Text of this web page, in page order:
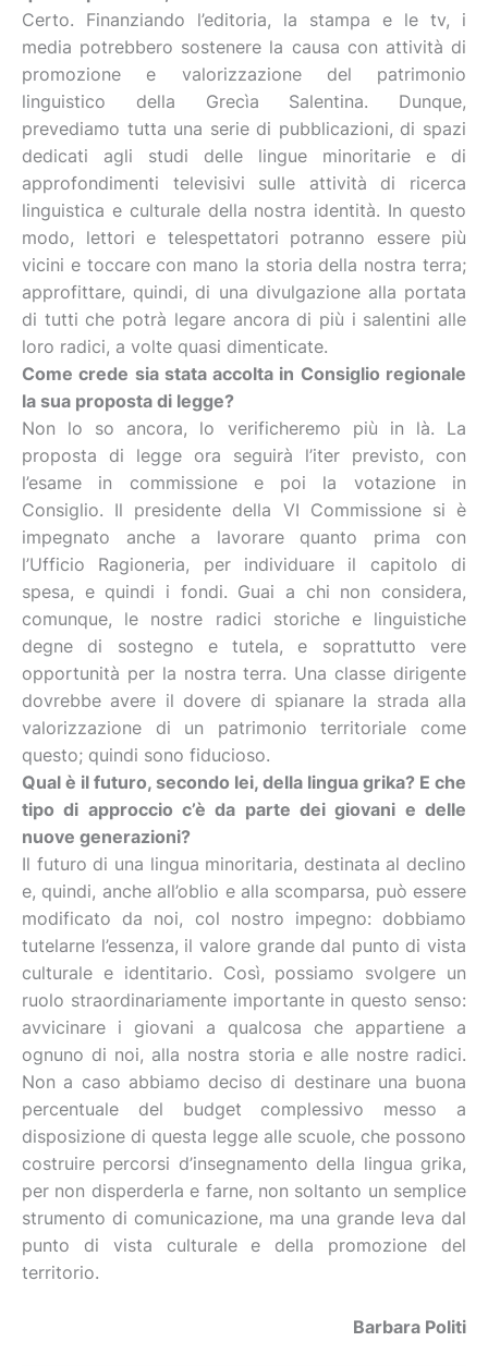
Certo. Finanziando l’editoria, la stampa e le tv, i
media potrebbero sostenere la causa con attività di
promozione e valorizzazione del patrimonio
linguistico della Grecìa Salentina. Dunque,
prevediamo tutta una serie di pubblicazioni, di spazi
dedicati agli studi delle lingue minoritarie e di
approfondimenti televisivi sulle attività di ricerca
linguistica e culturale della nostra identità. In questo
modo, lettori e telespettatori potranno essere più
vicini e toccare con mano la storia della nostra terra;
approfittare, quindi, di una divulgazione alla portata
di tutti che potrà legare ancora di più i salentini alle
loro radici, a volte quasi dimenticate.
Come crede sia stata accolta in Consiglio regionale
la sua proposta di legge?
Non lo so ancora, lo verificheremo più in là. La
proposta di legge ora seguirà l’iter previsto, con
l’esame in commissione e poi la votazione in
Consiglio. Il presidente della VI Commissione si è
impegnato anche a lavorare quanto prima con
l’Ufficio Ragioneria, per individuare il capitolo di
spesa, e quindi i fondi. Guai a chi non considera,
comunque, le nostre radici storiche e linguistiche
degne di sostegno e tutela, e soprattutto vere
opportunità per la nostra terra. Una classe dirigente
dovrebbe avere il dovere di spianare la strada alla
valorizzazione di un patrimonio territoriale come
questo; quindi sono fiducioso.
Qual è il futuro, secondo lei, della lingua grika? E che
tipo di approccio c’è da parte dei giovani e delle
nuove generazioni?
Il futuro di una lingua minoritaria, destinata al declino
e, quindi, anche all’oblio e alla scomparsa, può essere
modificato da noi, col nostro impegno: dobbiamo
tutelarne l’essenza, il valore grande dal punto di vista
culturale e identitario. Così, possiamo svolgere un
ruolo straordinariamente importante in questo senso:
avvicinare i giovani a qualcosa che appartiene a
ognuno di noi, alla nostra storia e alle nostre radici.
Non a caso abbiamo deciso di destinare una buona
percentuale del budget complessivo messo a
disposizione di questa legge alle scuole, che possono
costruire percorsi d’insegnamento della lingua grika,
per non disperderla e farne, non soltanto un semplice
strumento di comunicazione, ma una grande leva dal
punto di vista culturale e della promozione del
territorio.
Barbara Politi